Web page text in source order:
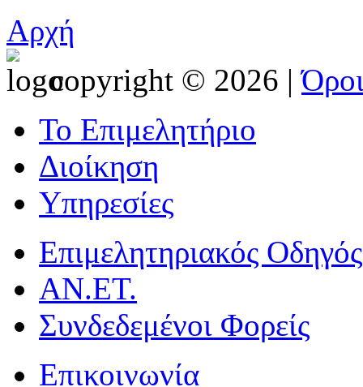
Αρχή
copyright © 2026 |
Το Επιμελητήριο
Διοίκηση
Υπηρεσίες
Επιμελητηριακός Οδηγός
ΑΝ.ΕΤ.
Συνδεδεμένοι Φορείς
Επικοινωνία